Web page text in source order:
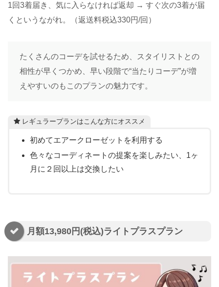
1回3着届き、気に入らなければ返却 → すぐ次の3着が届
くというながれ。（返送料税込330円/回）
たくさんのコーデを試せるため、スタイリストとの
相性が早くつかめ、早い段階で“当たりコーデ”が増
えやすいのもこのプランの魅力です。
レギュラープランはこんな方にオススメ
初めてエアークローゼットを利用する
色々なコーディネートの提案を楽しみたい、1ヶ
月に２回以上は交換したい
月額13,980円(税込)ライトプラスプラン